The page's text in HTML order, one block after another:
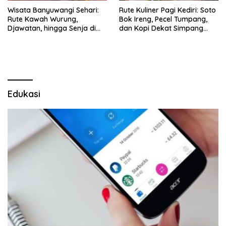
Wisata Banyuwangi Sehari:
Rute Kawah Wurung,
Djawatan, hingga Senja di
Rute Kuliner Pagi Kediri: Soto
Bok Ireng, Pecel Tumpang,
dan Kopi Dekat Simpang
Edukasi